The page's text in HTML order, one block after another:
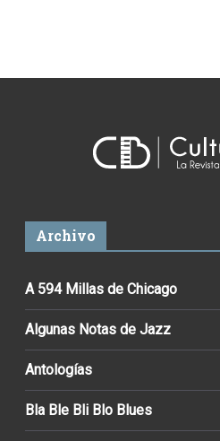
Archivo
A 594 Millas de Chicago
Algunas Notas de Jazz
Antologías
Bla Ble Bli Blo Blues